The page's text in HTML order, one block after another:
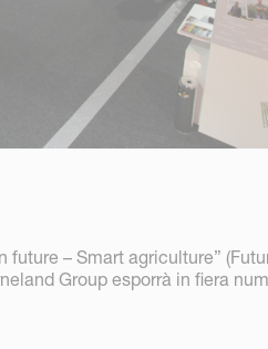
future – Smart agriculture”
Group esporrà in fiera